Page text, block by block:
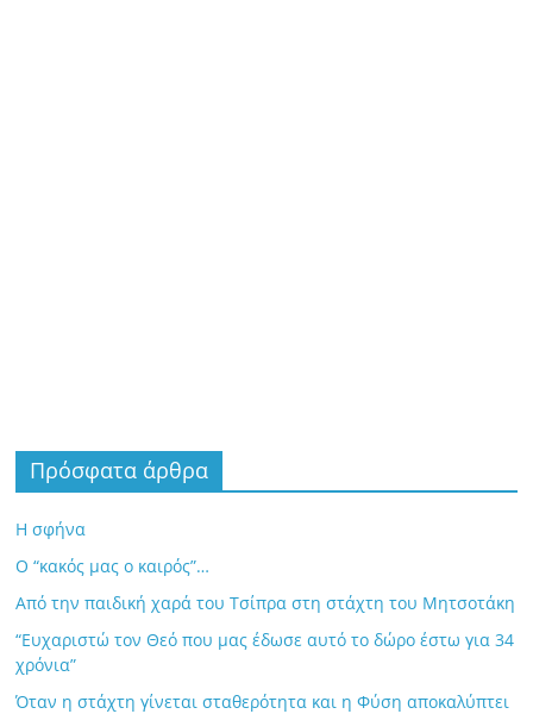
Πρόσφατα άρθρα
Η σφήνα
Ο “κακός μας ο καιρός”…
Από την παιδική χαρά του Τσίπρα στη στάχτη του Μητσοτάκη
“Ευχαριστώ τον Θεό που μας έδωσε αυτό το δώρο έστω για 34
χρόνια”
Όταν η στάχτη γίνεται σταθερότητα και η Φύση αποκαλύπτει